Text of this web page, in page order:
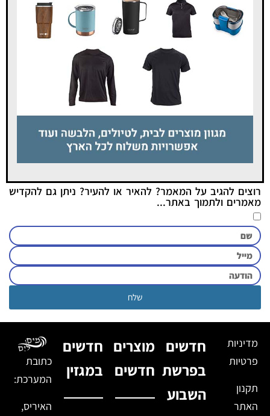
רוצים להגיב על המאמר? להאיר או להעיר? ניתן גם להקדיש
מאמרים ולתמוך באתר...
שלח
מדיניות
פרטיות
תקנון
האתר
חדשים
בפרשת
השבוע
מוצרים
חדשים
חדשים
במגזין
כתובת
המערכת:
האיריס,